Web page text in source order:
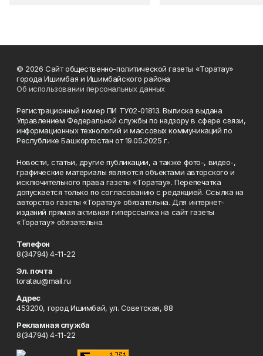
© 2026 Сайт общественно-политической газеты «Торатау»
города Ишимбая и Ишимбайского района
Об использовании персональных данных
Регистрационный номер ПИ ТУ02-01813. Выписка выдана
Управлением Федеральной службы по надзору в сфере связи,
информационных технологий и массовых коммуникаций по
Республике Башкортостан от 19.05.2025 г.
Новости, статьи, другие публикации, а также фото-, видео-,
графические материалы являются объектами авторского и
исключительного права газеты «Торатау». Перепечатка
допускается только по согласованию с редакцией. Ссылка на
авторство газеты «Торатау» обязательна. Для интернет-
изданий прямая активная гиперссылка на сайт газеты
«Торатау» обязательна.
Телефон
8(34794) 4-11-22
Эл. почта
toratau@mail.ru
Адрес
453200, город Ишимбай, ул. Советская, 88
Рекламная служба
8(34794) 4-11-22